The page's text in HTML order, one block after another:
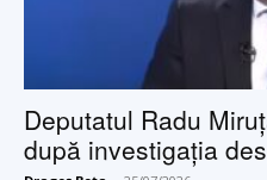
Deputatul Radu
după investigația